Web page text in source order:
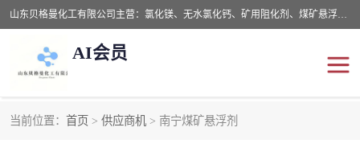
山东贝格曼化工有限公司主营：氯化镁、无水氯化钙、矿用阻化剂、煤矿悬浮剂、道路抑尘剂、氢氧化镁，防灭火剂等，公司位于山东省潍坊市滨海经济开发区,是专业从事对各种精细化工集研究、开发、制造于一体的现代化大型跨境化工企业，公司本着诚信经营、给每一位客户提供专业服务。
AI会员
当前位置： 首页 > 供应商机 > 南宁煤矿悬浮剂